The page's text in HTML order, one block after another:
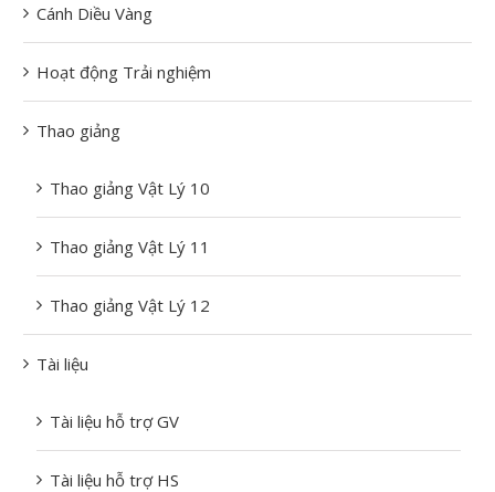
Cánh Diều Vàng
Hoạt động Trải nghiệm
Thao giảng
Thao giảng Vật Lý 10
Thao giảng Vật Lý 11
Thao giảng Vật Lý 12
Tài liệu
Tài liệu hỗ trợ GV
Tài liệu hỗ trợ HS